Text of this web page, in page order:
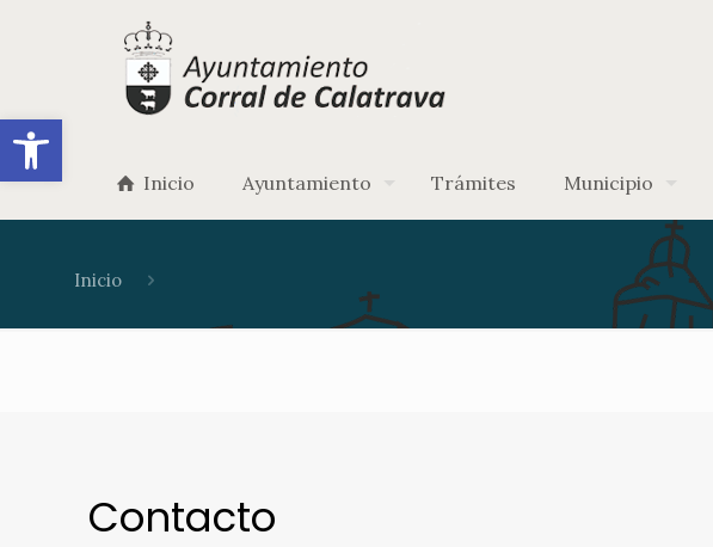
Abrir barra de herramientas
Inicio Ayuntamiento Trámites Municipio
Inicio
Contacto